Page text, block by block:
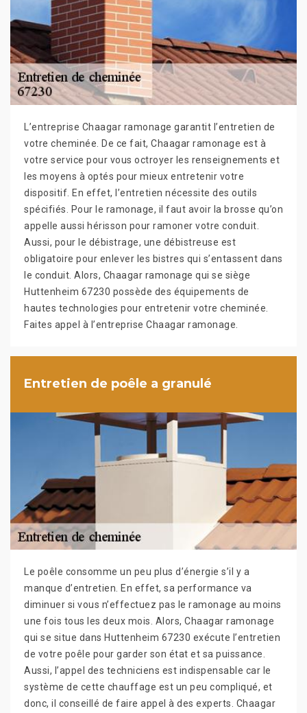
L’entreprise Chaagar ramonage garantit l’entretien de
votre cheminée. De ce fait, Chaagar ramonage est à
votre service pour vous octroyer les renseignements et
les moyens à optés pour mieux entretenir votre
dispositif. En effet, l’entretien nécessite des outils
spécifiés. Pour le ramonage, il faut avoir la brosse qu’on
appelle aussi hérisson pour ramoner votre conduit.
Aussi, pour le débistrage, une débistreuse est
obligatoire pour enlever les bistres qui s’entassent dans
le conduit. Alors, Chaagar ramonage qui se siège
Huttenheim 67230 possède des équipements de
hautes technologies pour entretenir votre cheminée.
Faites appel à l’entreprise Chaagar ramonage.
Entretien de poêle a granulé
Le poêle consomme un peu plus d’énergie s’il y a
manque d’entretien. En effet, sa performance va
diminuer si vous n’effectuez pas le ramonage au moins
une fois tous les deux mois. Alors, Chaagar ramonage
qui se situe dans Huttenheim 67230 exécute l’entretien
de votre poêle pour garder son état et sa puissance.
Aussi, l’appel des techniciens est indispensable car le
système de cette chauffage est un peu compliqué, et
donc, il conseillé de faire appel à des experts. Chaagar